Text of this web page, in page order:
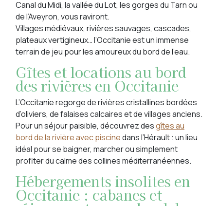
Canal du Midi, la vallée du Lot, les gorges du Tarn ou
de l’Aveyron, vous raviront.
Villages médiévaux, rivières sauvages, cascades,
plateaux vertigineux… l’Occitanie est un immense
terrain de jeu pour les amoureux du bord de l’eau.
Gîtes et locations au bord
des rivières en Occitanie
L’Occitanie regorge de rivières cristallines bordées
d’oliviers, de falaises calcaires et de villages anciens.
Pour un séjour paisible, découvrez desgîtes au
bord de la rivière avec piscinedans l’Hérault : un lieu
idéal pour se baigner, marcher ou simplement
profiter du calme des collines méditerranéennes.
Hébergements insolites en
Occitanie : cabanes et